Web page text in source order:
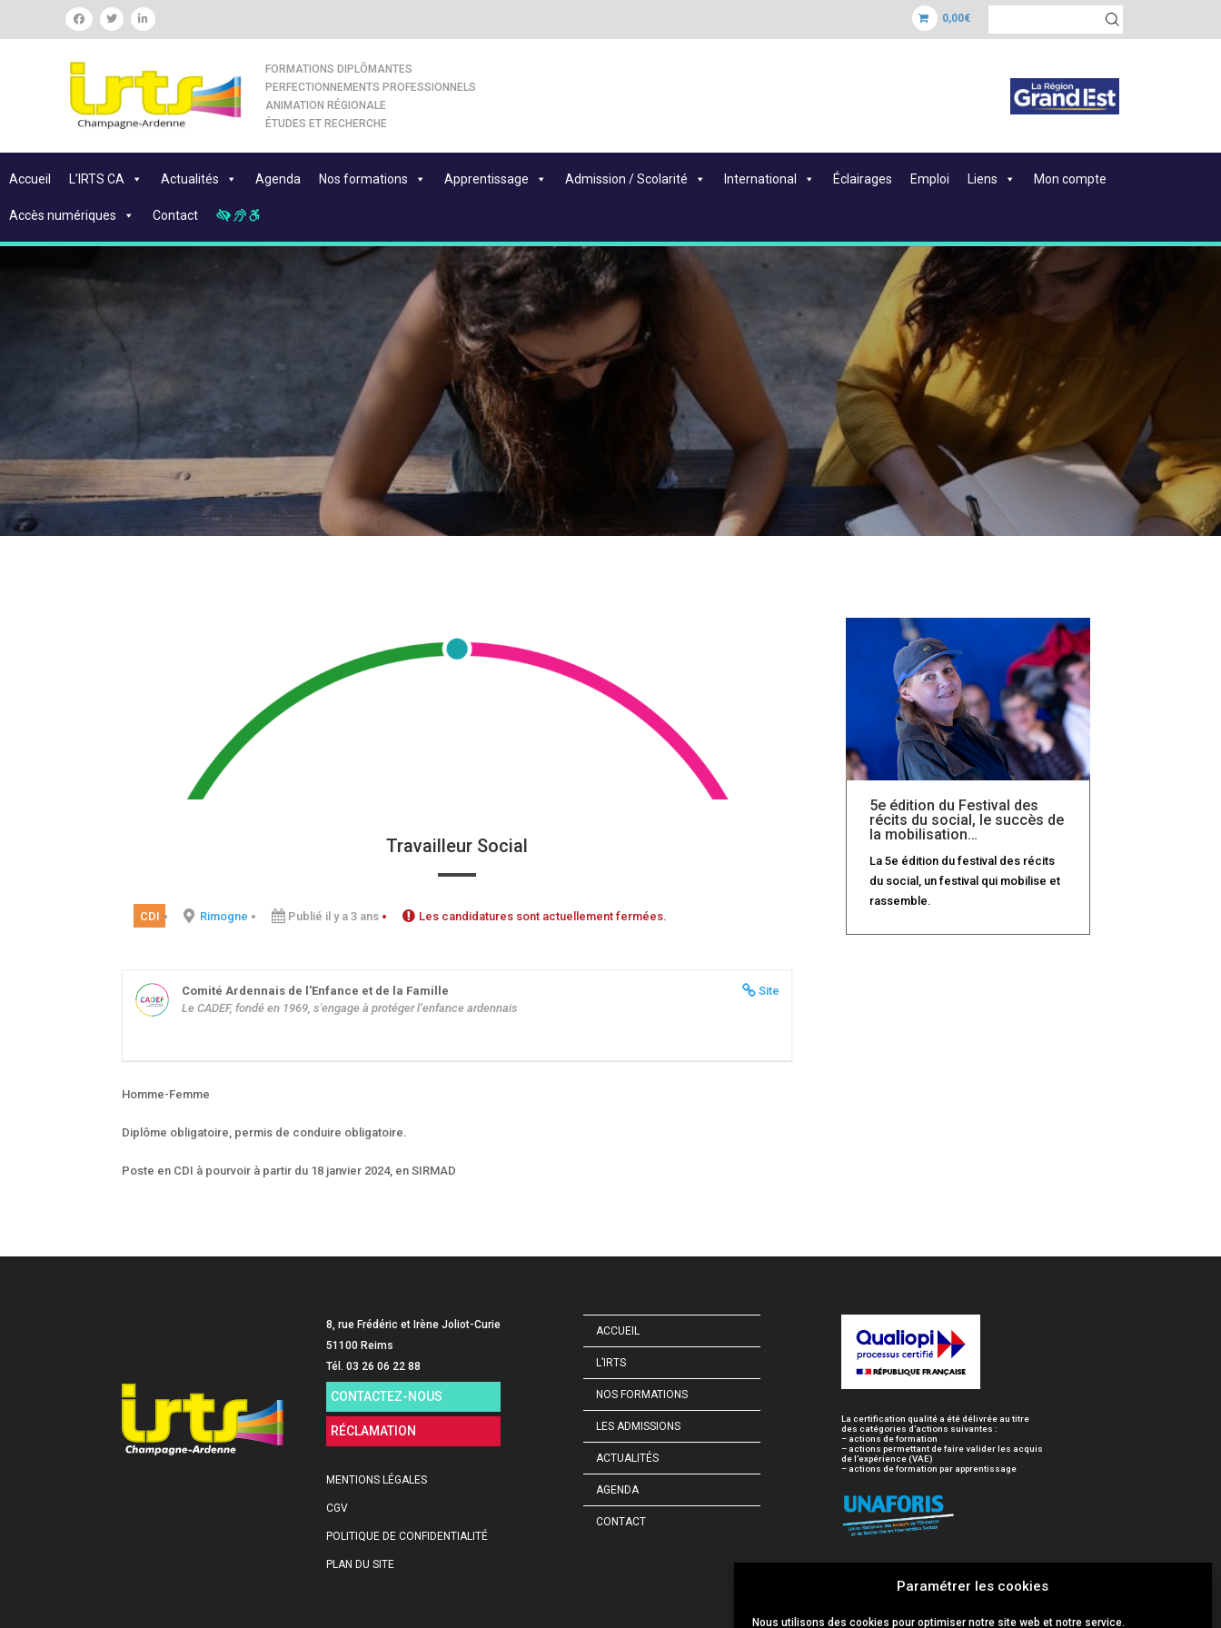
Paramétrer les cookies
Nous utilisons des cookies pour optimiser notre site web et notre service.
0,00€
FORMATIONS DIPLÔMANTES
PERFECTIONNEMENTS PROFESSIONNELS
ANIMATION RÉGIONALE
ÉTUDES ET RECHERCHE
Accueil L’IRTS CA Actualités Agenda Nos formations Apprentissage Admission / Scolarité International Éclairages Emploi Liens Mon compte
Accès numériques Contact
Travailleur Social
CDI Rimogne Publié il y a 3 ans Les candidatures sont actuellement fermées.
Site
Comité Ardennais de l'Enfance et de la Famille
Le CADEF, fondé en 1969, s'engage à protéger l’enfance ardennais
Homme-Femme
Diplôme obligatoire, permis de conduire obligatoire.
Poste en CDI à pourvoir à partir du 18 janvier 2024, en SIRMAD
5e édition du Festival des
récits du social, le succès de
la mobilisation…
La 5e édition du festival des récits
du social, un festival qui mobilise et
rassemble.
8, rue Frédéric et Irène Joliot-Curie
51100 Reims
Tél. 03 26 06 22 88
CONTACTEZ-NOUS
RÉCLAMATION
MENTIONS LÉGALES
CGV
POLITIQUE DE CONFIDENTIALITÉ
PLAN DU SITE
ACCUEIL
L’IRTS
NOS FORMATIONS
LES ADMISSIONS
ACTUALITÉS
AGENDA
CONTACT
La certification qualité a été délivrée au titre
des catégories d’actions suivantes :
– actions de formation
– actions permettant de faire valider les acquis
de l’expérience (VAE)
– actions de formation par apprentissage